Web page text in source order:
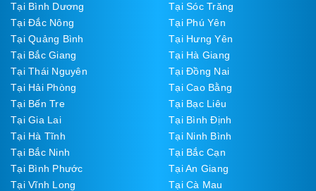
Tại Bình Dương
Tại Sóc Trăng
Tại Đắc Nông
Tại Phú Yên
Tại Quảng Bình
Tại Hưng Yên
Tại Bắc Giang
Tại Hà Giang
Tại Thái Nguyên
Tại Đồng Nai
Tại Hải Phòng
Tại Cao Bằng
Tại Bến Tre
Tại Bạc Liêu
Tại Gia Lai
Tại Bình Định
Tại Hà Tĩnh
Tại Ninh Bình
Tại Bắc Ninh
Tại Bắc Cạn
Tại Bình Phước
Tại An Giang
Tại Vĩnh Long
Tại Cà Mau